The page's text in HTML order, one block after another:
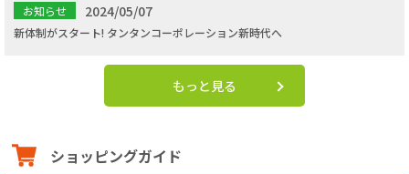
お知らせ 2024/05/07
新体制がスタート! タンタンコーポレーション新時代へ
もっと見る
ショッピングガイド